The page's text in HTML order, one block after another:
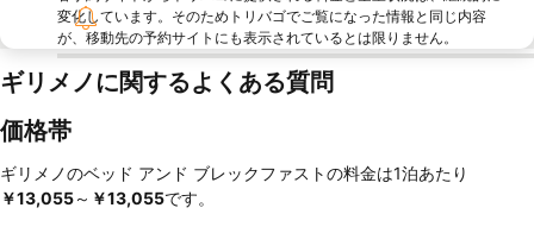
変化しています。そのためトリバゴでご覧になった情報と同じ内容
が、移動先の予約サイトにも表示されているとは限りません。
ギリメノに関するよくある質問
価格帯
ギリメノのベッド アンド ブレックファストの料金は1泊あたり
￥13,055～ ‎￥13,055です。